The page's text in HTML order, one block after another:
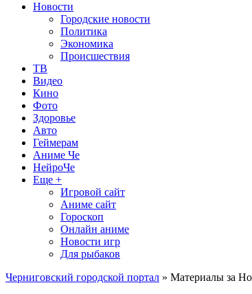
Новости
Городские новости
Политика
Экономика
Происшествия
ТВ
Видео
Кино
Фото
Здоровье
Авто
Геймерам
Аниме Че
НейроЧе
Еще +
Игровой сайт
Аниме сайт
Гороскоп
Онлайн аниме
Новости игр
Для рыбаков
Черниговский городской портал » Материалы за